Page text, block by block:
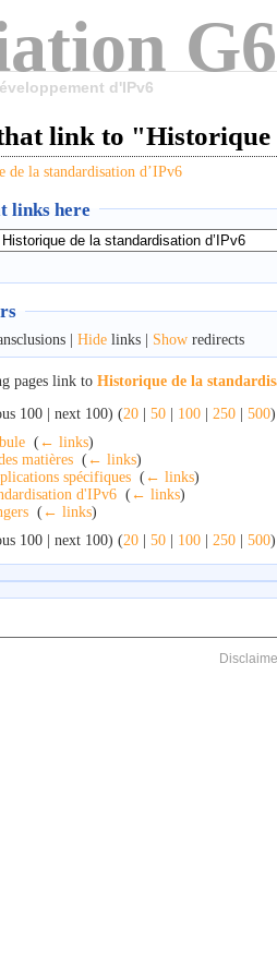
G6
d'IPv6
link to
de la standardisation d’IPv6
links here
| Hidelinks | Showredirects
pages link to Historique de la
100 | next 100) (20 | 50 | 100 | 250 | 500)
( ← links)
matières ( ← links)
spécifiques ( ← links)
d'IPv6 ( ← links)
( ← links)
100 | next 100) (20 | 50 | 100 | 250 | 500)